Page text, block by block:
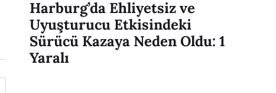
Harburg’da Ehliyetsiz ve
Uyuşturucu Etkisindeki
Sürücü Kazaya Neden Oldu: 1
Yaralı